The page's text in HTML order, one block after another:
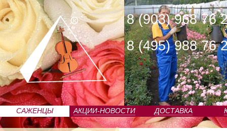
8 (903) 968 76
8 (495) 988 76
САЖЕНЦЫ
ПИТОМНИКА
АКЦИИ-НОВОСТИ ДОСТАВКА